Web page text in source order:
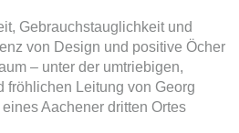
Gebrauchstauglichkeit und
von Design und positive Öcher
– unter der umtriebigen,
fröhlichen Leitung von Georg
Aachener dritten Ortes